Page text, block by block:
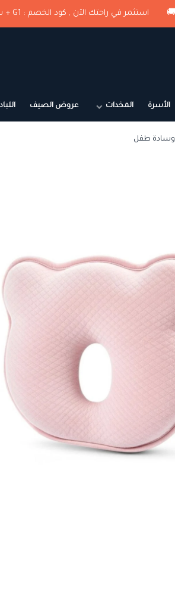
استثمر في راحتك الآن , كود الخصم : G1 + شحن وتوصيل مجاني ( الرياض، مناطق الشرقية )🚚
الأسرة المخدات عروض الصيف
وسادة طفل